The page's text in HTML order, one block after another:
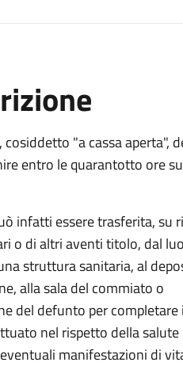
"a cassa aperta",
entro le quarantotto ore
infatti essere trasferita, su
o di altri aventi titolo, dal
struttura sanitaria, al
alla sala del commiato o
del defunto per
nel rispetto della
manifestazioni di